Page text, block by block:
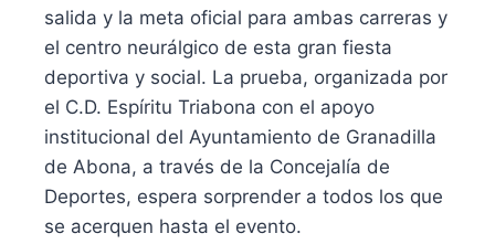
salida y la meta oficial para ambas carreras y
el centro neurálgico de esta gran fiesta
deportiva y social. La prueba, organizada por
el C.D. Espíritu Triabona con el apoyo
institucional del Ayuntamiento de Granadilla
de Abona, a través de la Concejalía de
Deportes, espera sorprender a todos los que
se acerquen hasta el evento.